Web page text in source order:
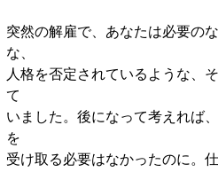
突然の解雇で、あなたは必要の
な、
人格を否定されているような、
て
いました。後になって考えれば
を
受け取る必要はなかったのに。